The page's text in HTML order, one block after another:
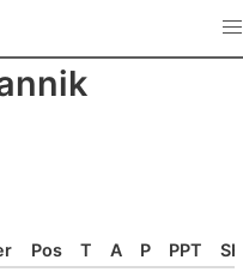
Pos T A P PPT